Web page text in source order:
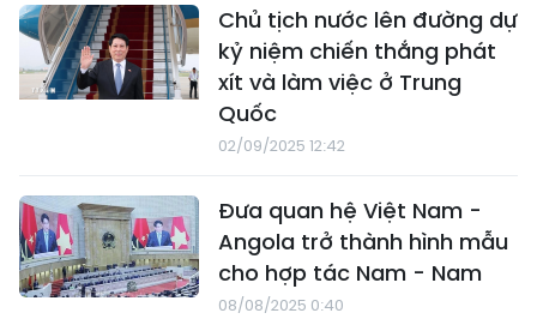
Chủ tịch nước lên đường dự
kỷ niệm chiến thắng phát
xít và làm việc ở Trung
Quốc
02/09/2025 12:42
Đưa quan hệ Việt Nam -
Angola trở thành hình mẫu
cho hợp tác Nam - Nam
08/08/2025 0:40